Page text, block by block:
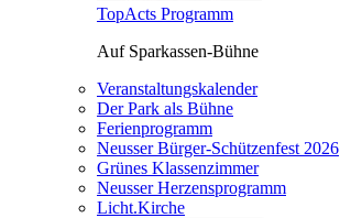
TopActs Programm
Auf Sparkassen-Bühne
Veranstaltungskalender
Der Park als Bühne
Ferienprogramm
Neusser Bürger-Schützenfest 2026
Grünes Klassenzimmer
Neusser Herzensprogramm
Licht.Kirche